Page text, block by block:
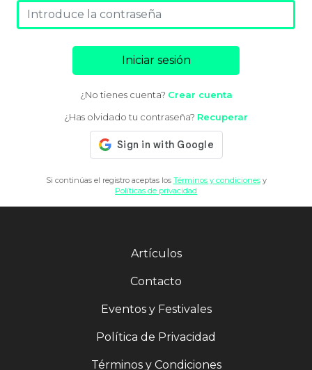
Iniciar sesión
¿No tienes cuenta? Crear cuenta
¿Has olvidado tu contraseña? Recuperar
Si continúas el registro aceptas los Términos y condicionesy
Políticas de privacidad
Artículos
Contacto
Eventos y Festivales
Política de Privacidad
Términos y Condiciones